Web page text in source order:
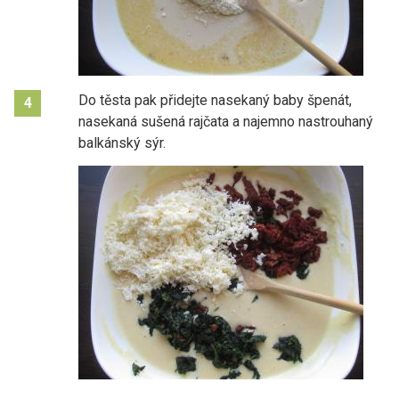
4
Do těsta pak přidejte nasekaný baby špenát,
nasekaná sušená rajčata a najemno nastrouhaný
balkánský sýr.